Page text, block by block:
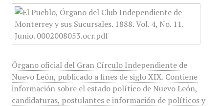
Órgano oficial del Gran Círculo Independiente de
Nuevo León, publicado a fines de siglo XIX. Contiene
información sobre el estado político de Nuevo León,
candidaturas, postulantes e información de políticos y